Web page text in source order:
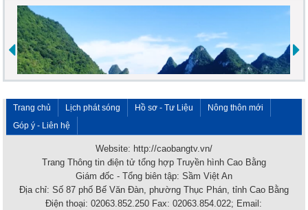
Trang chủ Lịch phát sóng Hồ sơ - Tư Liệu
Nông thôn mới
Góp ý - Liên hệ
Website: http://caobangtv.vn/
Trang Thông tin điện tử tổng hợp Truyền hình Cao Bằng
Giám đốc - Tổng biên tập: Sầm Việt An
Địa chỉ: Số 87 phố Bế Văn Đàn, phường Thục Phán, tỉnh Cao Bằng
Điện thoại: 02063.852.250 Fax: 02063.854.022; Email: